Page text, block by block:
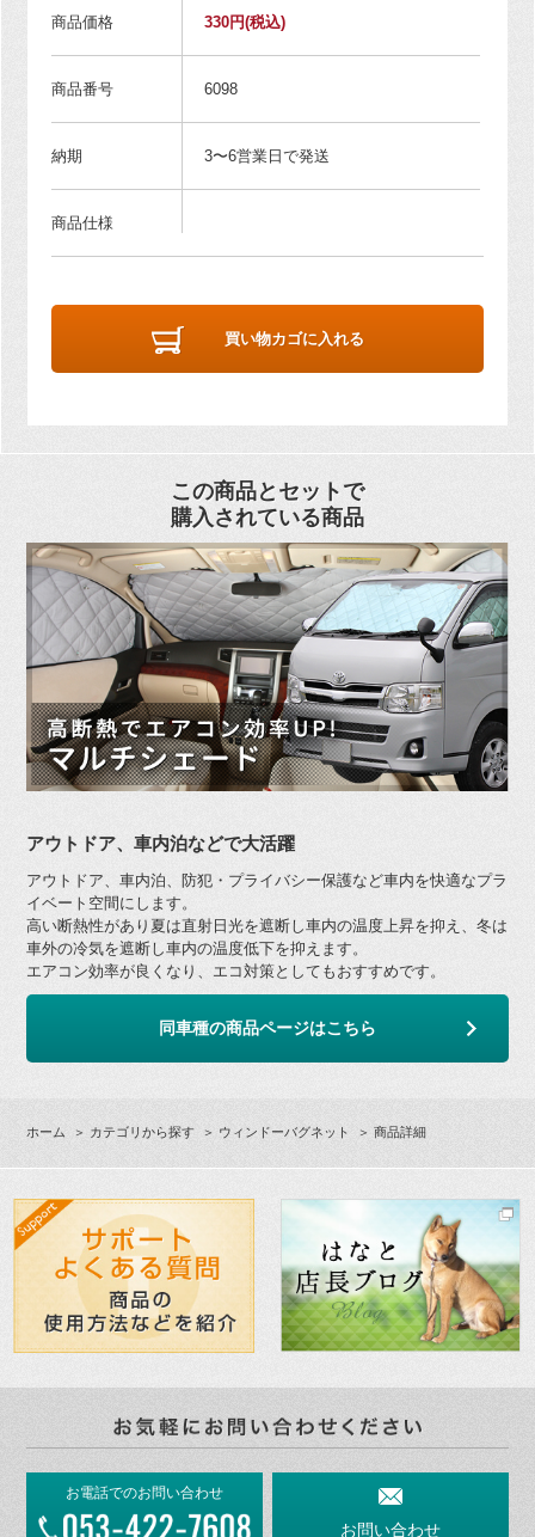
商品価格 330円(税込)
商品番号 6098
納期 3〜6営業日で発送
商品仕様
買い物カゴに入れる
この商品とセットで
購入されている商品
アウトドア、車内泊などで大活躍
アウトドア、車内泊、防犯・プライバシー保護など車内を快適なプラ
イベート空間にします。
高い断熱性があり夏は直射日光を遮断し車内の温度上昇を抑え、冬は
車外の冷気を遮断し車内の温度低下を抑えます。
エアコン効率が良くなり、エコ対策としてもおすすめです。
同車種の商品ページはこちら
ホーム ＞ カテゴリから探す ＞ ウィンドーバグネット ＞ 商品詳細
お電話でのお問い合わせ
お問い合わせ